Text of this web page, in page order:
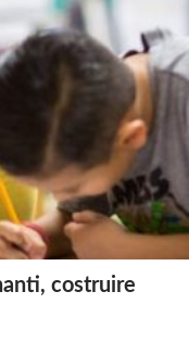
costruire